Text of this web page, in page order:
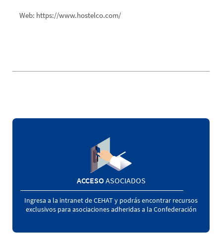
Web: https://www.hostelco.com/
ACCESO ASOCIADOS
Ingresa a la intranet de CEHAT y podrás encontrar recursos
exclusivos para asociaciones adheridas a la Confederación